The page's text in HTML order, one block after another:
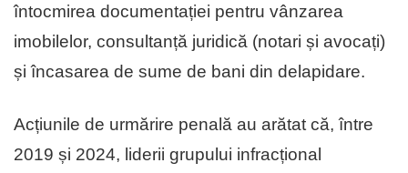
întocmirea documentației pentru vânzarea
imobilelor, consultanță juridică (notari și avocați)
și încasarea de sume de bani din delapidare.
Acțiunile de urmărire penală au arătat că, între
2019 și 2024, liderii grupului infracțional